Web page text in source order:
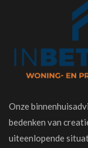
Onze
bedenken van
uiteenlopende